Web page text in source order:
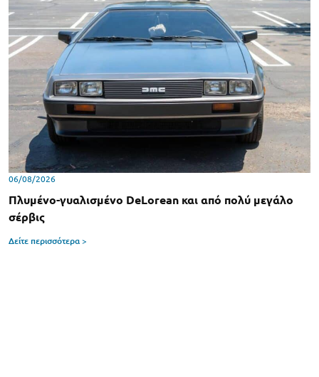
06/08/2026
Πλυμένο-γυαλισμένο DeLorean και από πολύ μεγάλο
σέρβις
Δείτε περισσότερα >